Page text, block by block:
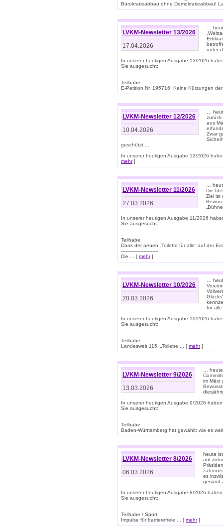
Bürokratieabbau ohne Demokratieabbau!
LVKM-Newsletter 13/2026
17.04.2026
…
unter
In unserer heutigen Ausgabe 13/2026
Sie ausgesucht:
Teilhabe
E-Petition Nr. 195716: Keine Kürzungen
LVKM-Newsletter 12/2026
10.04.2026
…
zurück
aus
Zwar
geschützt ...
In unserer heutigen Ausgabe 12/2026
mehr]
LVKM-Newsletter 11/2026
27.03.2026
…
Die
Ziel ist
In unserer heutigen Ausgabe 11/2026
Sie ausgesucht:
Teilhabe
Dank der neuen „Toilette für alle“ auf der
-------------------------
Die ... [ mehr]
LVKM-Newsletter 10/2026
20.03.2026
…
für
In unserer heutigen Ausgabe 10/2026
Sie ausgesucht:
Teilhabe
Landesweit 115. „Toilette ... [ mehr]
LVKM-Newsletter 9/2026
13.03.2026
…
im März
In unserer heutigen Ausgabe 9/2026
Sie ausgesucht:
Teilhabe
Baden-Württemberg hat gewählt: wie es
LVKM-Newsletter 8/2026
06.03.2026
heute
auf
es
gesund
In unserer heutigen Ausgabe 8/2026
Sie ausgesucht:
Teilhabe / Sport
Impulse für barrierefreie ... [ mehr]